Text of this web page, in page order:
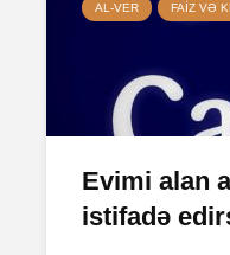
AL-VER FAIZ VƏ
Evimi alan
istifadə